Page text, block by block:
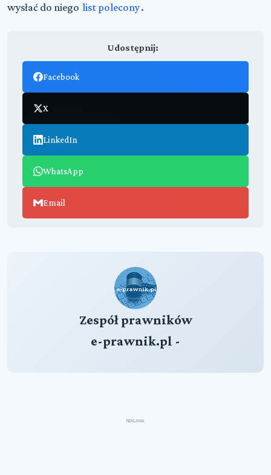
wysłać do niego list polecony.
Udostępnij:
Facebook
X
LinkedIn
WhatsApp
Email
Zespół prawników
e-prawnik.pl -
REKLAMA